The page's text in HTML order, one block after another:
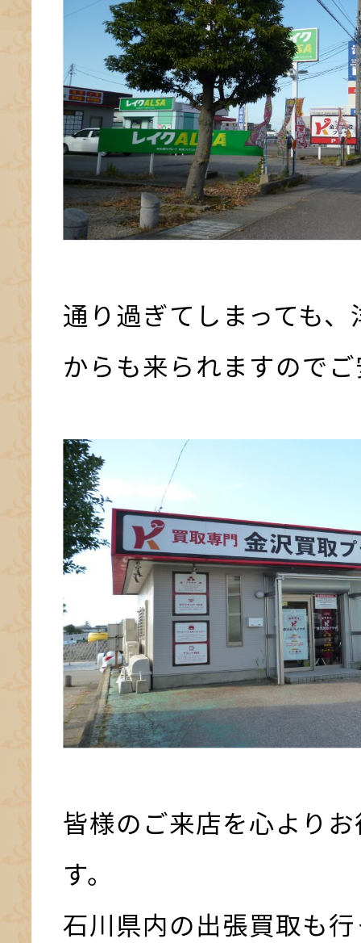
通り過ぎてしまっても
からも来られますので
皆様のご来店を心より
す。
石川県内の出張買取も